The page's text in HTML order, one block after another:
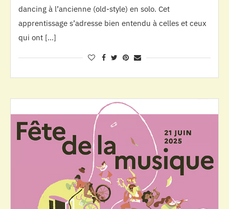
dancing à l’ancienne (old-style) en solo. Cet
apprentissage s’adresse bien entendu à celles et ceux
qui ont […]